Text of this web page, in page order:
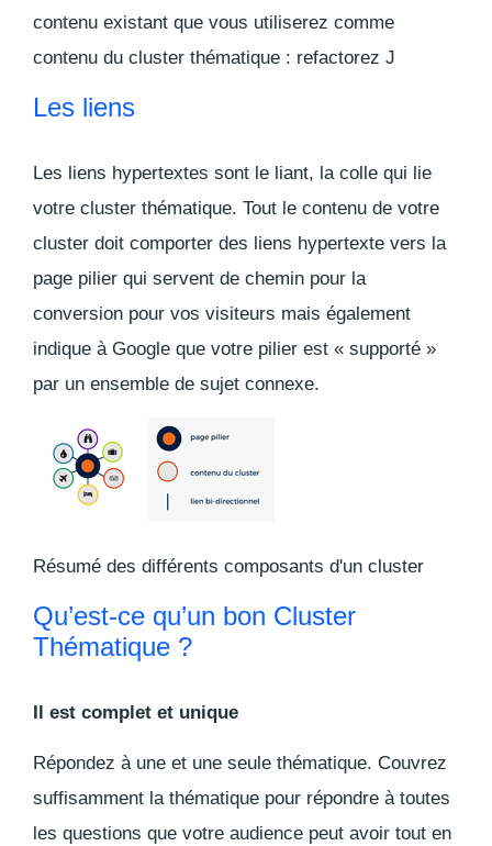
contenu existant que vous utiliserez comme
contenu du cluster thématique : refactorez J
Les liens
Les liens hypertextes sont le liant, la colle qui lie
votre cluster thématique. Tout le contenu de votre
cluster doit comporter des liens hypertexte vers la
page pilier qui servent de chemin pour la
conversion pour vos visiteurs mais également
indique à Google que votre pilier est « supporté »
par un ensemble de sujet connexe.
Résumé des différents composants d'un cluster
Qu’est-ce qu’un bon Cluster
Thématique ?
Il est complet et unique
Répondez à une et une seule thématique. Couvrez
suffisamment la thématique pour répondre à toutes
les questions que votre audience peut avoir tout en